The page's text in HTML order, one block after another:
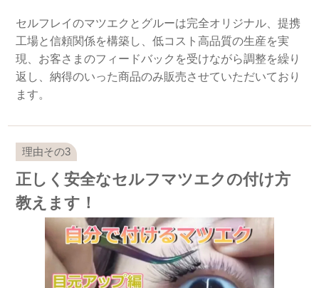
セルフレイのマツエクとグルーは完全オリジナル、提携
工場と信頼関係を構築し、低コスト高品質の生産を実
現、お客さまのフィードバックを受けながら調整を繰り
返し、納得のいった商品のみ販売させていただいており
ます。
正しく安全なセルフマツエクの付け方
教えます！